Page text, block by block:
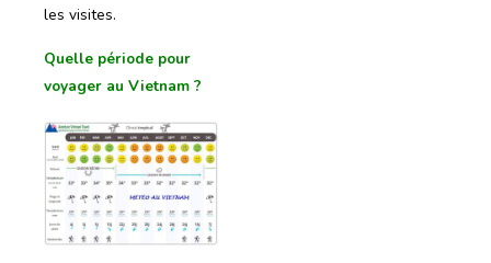
les visites.
Quelle période pour
voyager au Vietnam ?